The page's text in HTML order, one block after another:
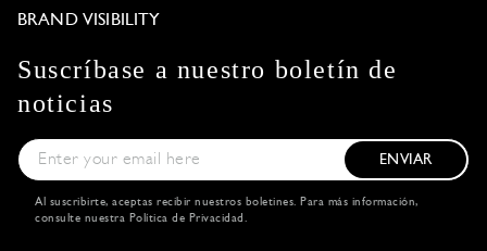
BRAND VISIBILITY
Suscríbase a nuestro boletín de
noticias
ENVIAR
Al suscribirte, aceptas recibir nuestros boletines. Para más información,
consulte nuestra Política de Privacidad .